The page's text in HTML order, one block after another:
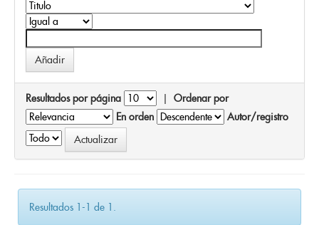
Resultados por página | Ordenar por
En orden
Autor/registro
Resultados 1-1 de 1.